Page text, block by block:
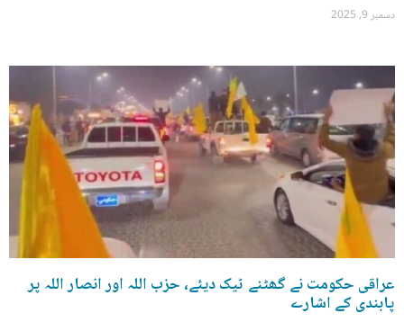
دسمبر 9, 2025
عراقی حکومت نے گھٹنے ٹیک دیئے، حزب اللہ اور انصار اللہ پر
پابندی کے اشارے